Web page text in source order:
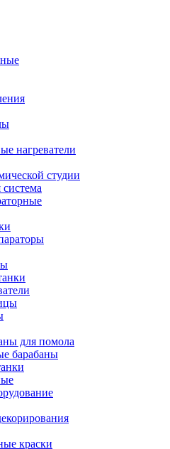
нагреватели
студии
для помола
барабаны
краски